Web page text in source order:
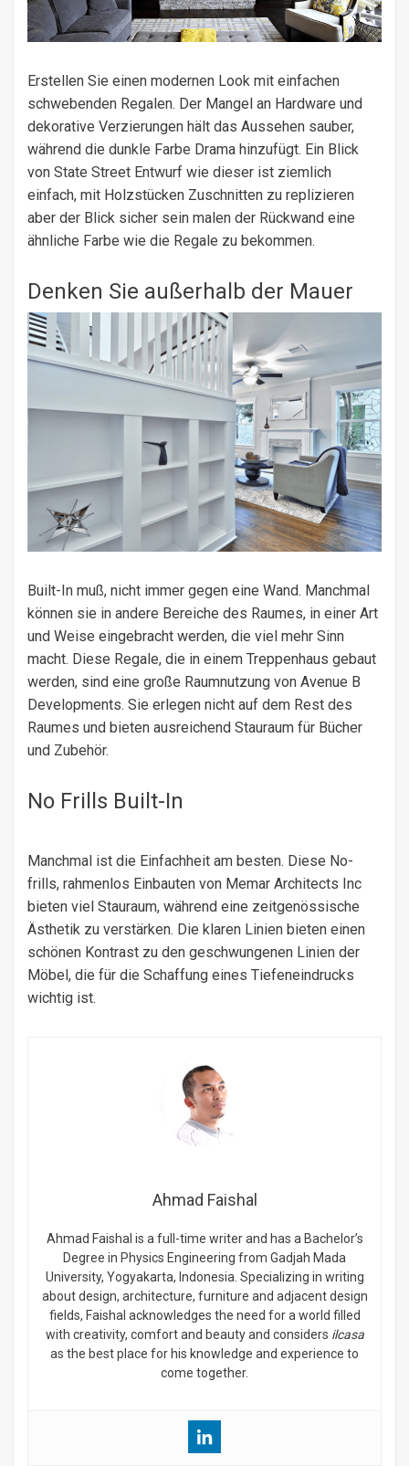
Erstellen Sie einen modernen Look mit einfachen
schwebenden Regalen. Der Mangel an Hardware und
dekorative Verzierungen hält das Aussehen sauber,
während die dunkle Farbe Drama hinzufügt. Ein Blick
von State Street Entwurf wie dieser ist ziemlich
einfach, mit Holzstücken Zuschnitten zu replizieren
aber der Blick sicher sein malen der Rückwand eine
ähnliche Farbe wie die Regale zu bekommen.
Denken Sie außerhalb der Mauer
Built-In muß, nicht immer gegen eine Wand. Manchmal
können sie in andere Bereiche des Raumes, in einer Art
und Weise eingebracht werden, die viel mehr Sinn
macht. Diese Regale, die in einem Treppenhaus gebaut
werden, sind eine große Raumnutzung von Avenue B
Developments. Sie erlegen nicht auf dem Rest des
Raumes und bieten ausreichend Stauraum für Bücher
und Zubehör.
No Frills Built-In
Manchmal ist die Einfachheit am besten. Diese No-
frills, rahmenlos Einbauten von Memar Architects Inc
bieten viel Stauraum, während eine zeitgenössische
Ästhetik zu verstärken. Die klaren Linien bieten einen
schönen Kontrast zu den geschwungenen Linien der
Möbel, die für die Schaffung eines Tiefeneindrucks
wichtig ist.
Ahmad Faishal
Ahmad Faishal is a full-time writer and has a Bachelor’s
Degree in Physics Engineering from Gadjah Mada
University, Yogyakarta, Indonesia. Specializing in writing
about design, architecture, furniture and adjacent design
fields, Faishal acknowledges the need for a world filled
with creativity, comfort and beauty and considers ilcasa
as the best place for his knowledge and experience to
come together.